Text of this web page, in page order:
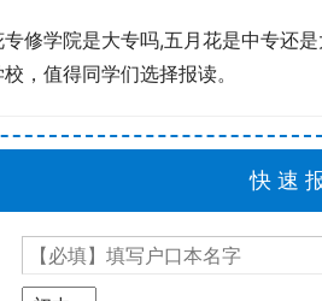
修学院是大专吗,五月花是中专还
，值得同学们选择报读。